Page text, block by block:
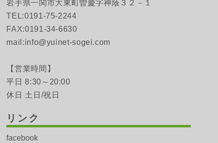
岩手県一関市大東町曽慶字神蔭３２－１
TEL:0191-75-2244
FAX:0191-34-6630
mail:info@yuinet-sogei.com
【営業時間】
平日 8:30～20:00
休日 土日/祝日
リンク
facebook